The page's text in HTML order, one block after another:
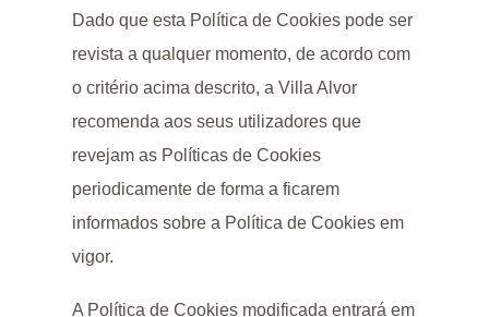
Dado que esta Política de Cookies pode ser
revista a qualquer momento, de acordo com
o critério acima descrito, a Villa Alvor
recomenda aos seus utilizadores que
revejam as Políticas de Cookies
periodicamente de forma a ficarem
informados sobre a Política de Cookies em
vigor.
A Política de Cookies modificada entrará em